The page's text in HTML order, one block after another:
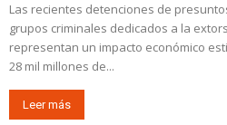
Las recientes detenciones de
grupos criminales dedicados a la
representan un impacto económico
28 mil millones de...
Leer más